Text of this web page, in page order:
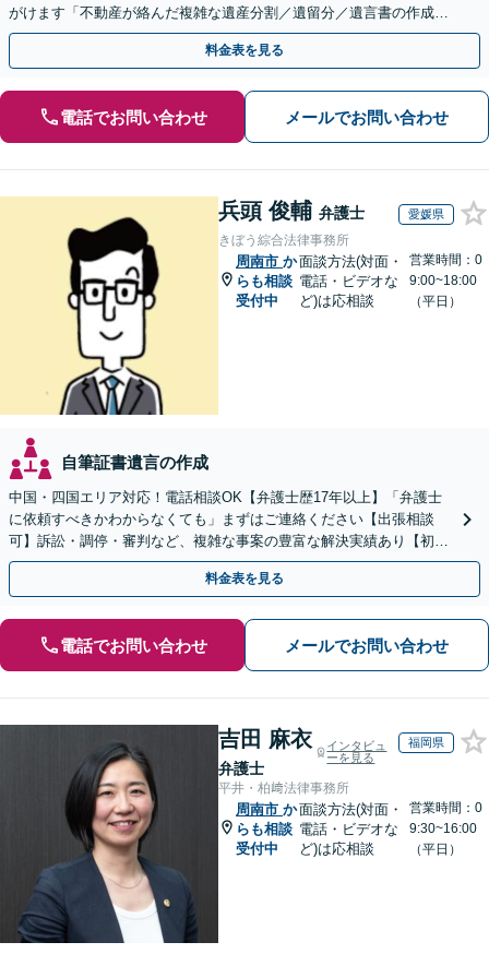
がけます「不動産が絡んだ複雑な遺産分割／遺留分／遺言書の作成・
執行／事業承継など、お任せください」【休日相談あり】
料金表を見る
電話でお問い合わせ メールでお問い合わせ
兵頭 俊輔 弁護士 愛媛県
きぼう綜合法律事務所
周南市 か
らも相談
受付中
面談方法(対面・
電話・ビデオな
ど)は応相談
営業時間：0
9:00~18:00
（平日）
自筆証書遺言の作成
中国・四国エリア対応！電話相談OK【弁護士歴17年以上】「弁護士
に依頼すべきかわからなくても」まずはご連絡ください【出張相談
可】訴訟・調停・審判など、複雑な事案の豊富な解決実績あり【初回
相談無料】初回面談のみで解決できるケースもあります
料金表を見る
電話でお問い合わせ メールでお問い合わせ
吉田 麻衣
弁護士
インタビュ
ーを見る
福岡県
平井・柏﨑法律事務所
周南市 か
らも相談
受付中
面談方法(対面・
電話・ビデオな
ど)は応相談
営業時間：0
9:30~16:00
（平日）